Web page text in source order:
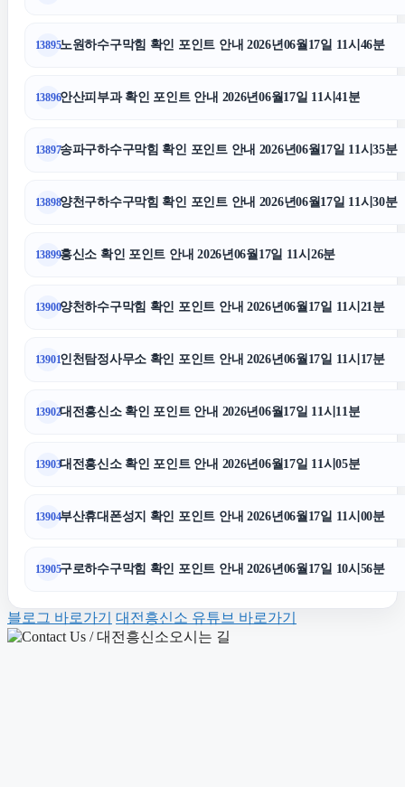
용인이혼전문변호사
금천하수구막힘
상간소송
불륜증거
13895노원하수구막힘 확인 포인트 안내 2026년06월17일 11시46분
13896안산피부과 확인 포인트 안내 2026년06월17일 11시41분
13897송파구하수구막힘 확인 포인트 안내 2026년06월17일 11시35분
13898양천구하수구막힘 확인 포인트 안내 2026년06월17일 11시30분
13899흥신소 확인 포인트 안내 2026년06월17일 11시26분
13900양천하수구막힘 확인 포인트 안내 2026년06월17일 11시21분
13901인천탐정사무소 확인 포인트 안내 2026년06월17일 11시17분
13902대전흥신소 확인 포인트 안내 2026년06월17일 11시11분
13903대전흥신소 확인 포인트 안내 2026년06월17일 11시05분
13904부산휴대폰성지 확인 포인트 안내 2026년06월17일 11시00분
13905구로하수구막힘 확인 포인트 안내 2026년06월17일 10시56분
블로그 바로가기 대전흥신소 유튜브 바로가기